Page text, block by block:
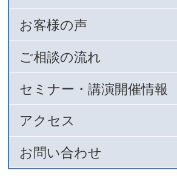
お客様の声
ご相談の流れ
セミナー・講演開催情報
アクセス
お問い合わせ